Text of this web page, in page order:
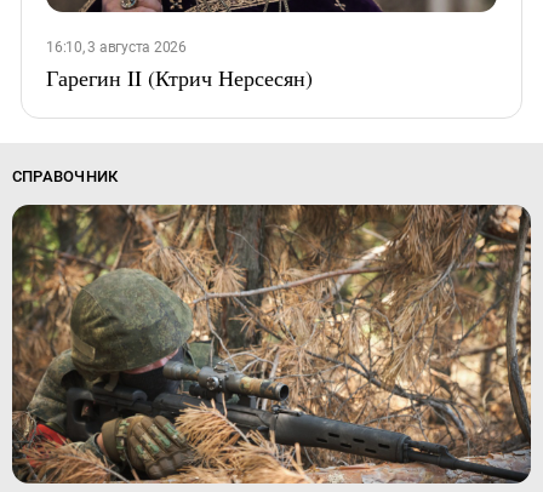
16:10, 3 августа 2026
Гарегин II (Ктрич Нерсесян)
СПРАВОЧНИК